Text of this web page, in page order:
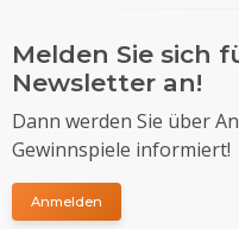
Melden Sie sich
Newsletter an!
Dann werden Sie über
Gewinnspiele informiert!
Anmelden